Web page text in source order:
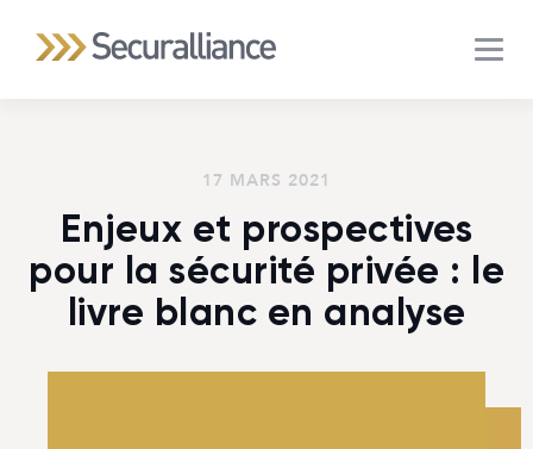
17 MARS 2021
Enjeux et prospectives
pour la sécurité privée : le
livre blanc en analyse